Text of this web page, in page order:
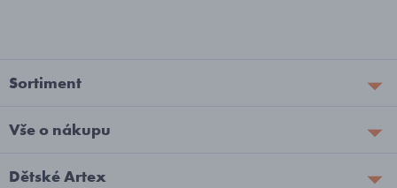
Sortiment
Vše o nákupu
Dětské Artex